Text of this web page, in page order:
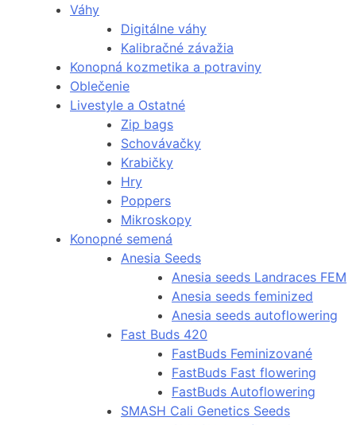
Váhy
Digitálne váhy
Kalibračné závažia
Konopná kozmetika a potraviny
Oblečenie
Livestyle a Ostatné
Zip bags
Schovávačky
Krabičky
Hry
Poppers
Mikroskopy
Konopné semená
Anesia Seeds
Anesia seeds Landraces FEM
Anesia seeds feminized
Anesia seeds autoflowering
Fast Buds 420
FastBuds Feminizované
FastBuds Fast flowering
FastBuds Autoflowering
SMASH Cali Genetics Seeds